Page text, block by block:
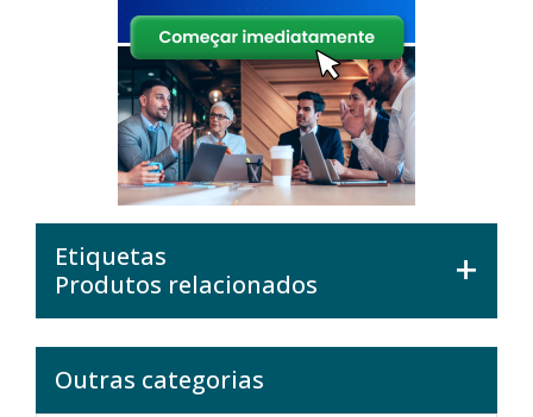
Etiquetas
Produtos relacionados
Outras categorias